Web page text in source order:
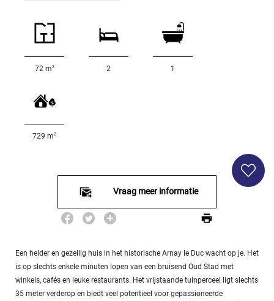
oppervlakte
m2:
500
M
5
72 m2 2 1
729 m2
Vraag meer informatie
Een helder en gezellig huis in het historische Arnay le Duc wacht op je. Het
is op slechts enkele minuten lopen van een bruisend Oud Stad met
winkels, cafés en leuke restaurants. Het vrijstaande tuinperceel ligt slechts
35 meter verderop en biedt veel potentieel voor gepassioneerde